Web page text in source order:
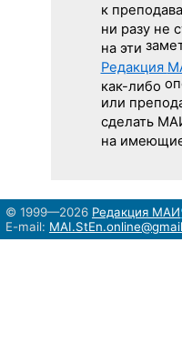
к
ни разу не
на эти
Редакция
как-либо
или
сделать
на
© 1999—2026 Редакция МАИ
E-mail: